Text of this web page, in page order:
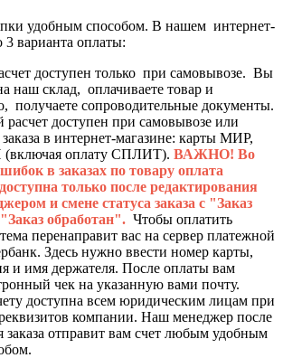
удобным способом. В нашем интернет-
3 варианта оплаты:
доступен только при самовывозе. Вы
наш склад, оплачиваете товар и
получаете сопроводительные документы.
расчет доступен при самовывозе или
в интернет-магазине: карты МИР,
оплату СПЛИТ). ВАЖНО! Во
в заказах по товару оплата
только после редактирования
и смене статуса заказа с "Заказ
обработан". Чтобы оплатить
перенаправит вас на сервер платежной
Здесь нужно ввести номер карты,
и имя держателя. После оплаты вам
чек на указанную вами почту.
доступна всем юридическим лицам при
компании. Наш менеджер после
заказа отправит вам счет любым удобным